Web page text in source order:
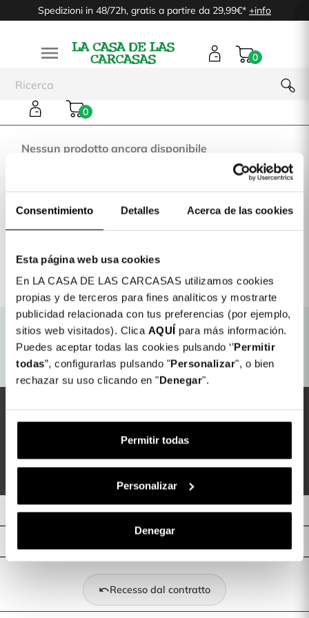
Consentimiento Detalles Acerca de las cookies
Esta página web usa cookies
En LA CASA DE LAS CARCASAS utilizamos cookies
propias y de terceros para fines analíticos y mostrarte
publicidad relacionada con tus preferencias (por ejemplo,
sitios web visitados). Clica AQUÍ para más información.
Puedes aceptar todas las cookies pulsando ‘’Permitir
todas”, configurarlas pulsando "Personalizar", o bien
rechazar su uso clicando en "Denegar".
Permitir todas
Personalizar
Denegar
Spedizioni in 48/72h, gratis a partire da 29,99€* +info
 0
0
Nessun prodotto ancora disponibile
Rimani sintonizzato! Altri prodotti verranno mostrati
abbiamo cover per proteggere il tuo Huawei. Scegli la cover che
preferisci e ricevi il tuo ordine in 48H.
Spedizione gratuita in
negozio
Consegna in 48/96 ore
Garanzia Assicurata
Reso: 30 giorni
Chi Siamo
Recesso dal contratto